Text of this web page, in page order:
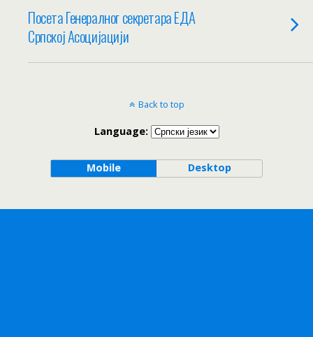
Посета Генералног секретара ЕДА
Српској Асоцијацији
Back to top
Language:
Mobile Desktop